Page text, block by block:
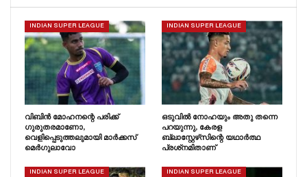
INDIAN SUPER LEAGUE
വിബിൻ മോഹനന്റെ പരിക്ക്
ഗുരുതരമാണോ,
വെളിപ്പെടുത്തലുമായി മാർക്കസ്
മെർഗുലാവോ
INDIAN SUPER LEAGUE
ഒടുവിൽ നോഹയും അതു തന്നെ
പറയുന്നു, കേരള
ബ്ലാസ്റ്റേഴ്‌സിന്റെ യഥാർത്ഥ
പ്രശ്‌നമിതാണ്
INDIAN SUPER LEAGUE INDIAN SUPER LEAGUE